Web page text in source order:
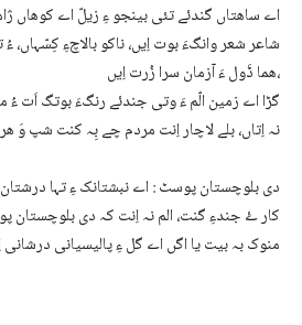
اے ساھتاں گندئے تئی بینجو ءِ زیلّ اے کوھاں
شاعر شعر وانگءَ بوت اِیں، ناکو بالاچءِ کِسّہاں،
ھما ڈَول ءَ آزمان سرا زُرت اِیں،
گڑا اے زمین الّم ءَ وتی جندئے رنگءَ بوتگ اَت
نہ اِتاں، بلے لاچار اِنت مردم چے بِہ کنت شپ وَ
دی بلوچستان پوسٹ : اے نبشتانک ءِ تہا
کار ۓ جندءِ گنت، الم نہ اِنت کہ دی بلوچستان
منوک بہ بیت یا اگں اے گل ءِ پالیسیانی درشانی